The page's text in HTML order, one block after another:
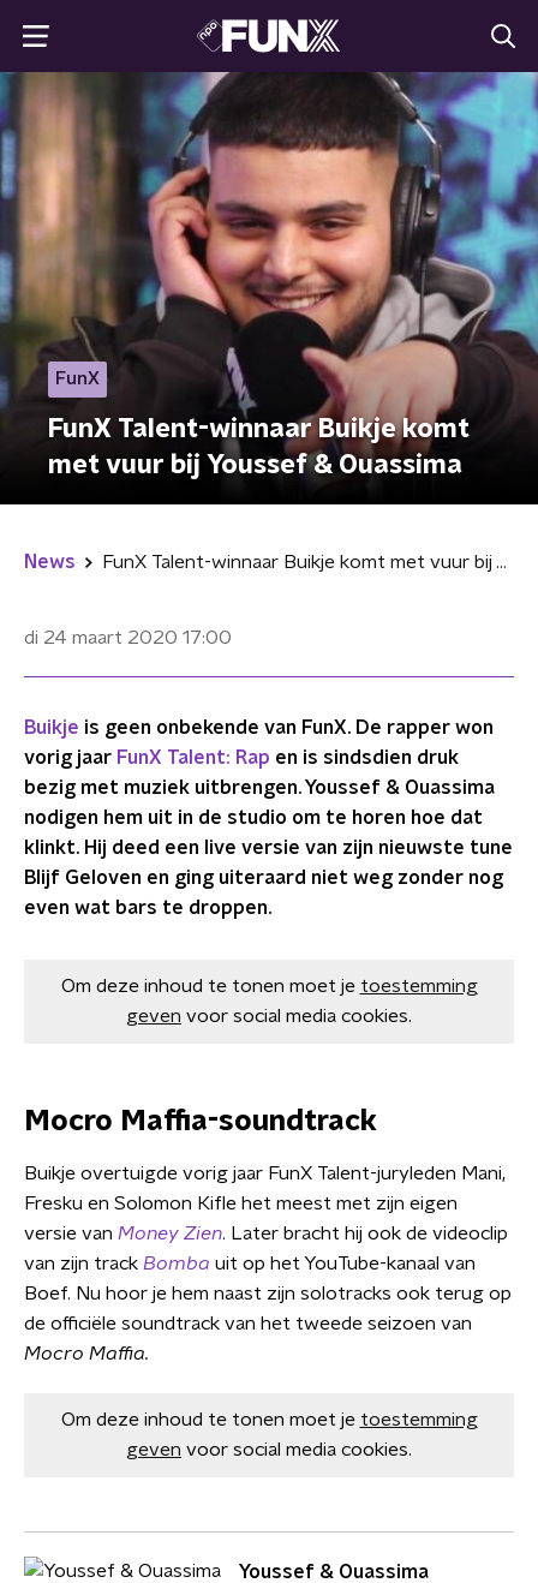
FunX
FunX Talent-winnaar Buikje komt
met vuur bij Youssef & Ouassima
News FunX Talent-winnaar Buikje komt met vuur bij Youssef & Ouassima
di 24 maart 2020 17:00
Buikje is geen onbekende van FunX. De rapper won
vorig jaar FunX Talent: Rap en is sindsdien druk
bezig met muziek uitbrengen. Youssef & Ouassima
nodigen hem uit in de studio om te horen hoe dat
klinkt. Hij deed een live versie van zijn nieuwste tune
Blijf Geloven en ging uiteraard niet weg zonder nog
even wat bars te droppen.
Om deze inhoud te tonen moet je toestemming
geven voor social media cookies.
Mocro Maffia-soundtrack
Buikje overtuigde vorig jaar FunX Talent-juryleden Mani,
Fresku en Solomon Kifle het meest met zijn eigen
versie van Money Zien. Later bracht hij ook de videoclip
van zijn track Bomba uit op het YouTube-kanaal van
Boef. Nu hoor je hem naast zijn solotracks ook terug op
de officiële soundtrack van het tweede seizoen van
Mocro Maffia.
Om deze inhoud te tonen moet je toestemming
geven voor social media cookies.
Youssef & Ouassima